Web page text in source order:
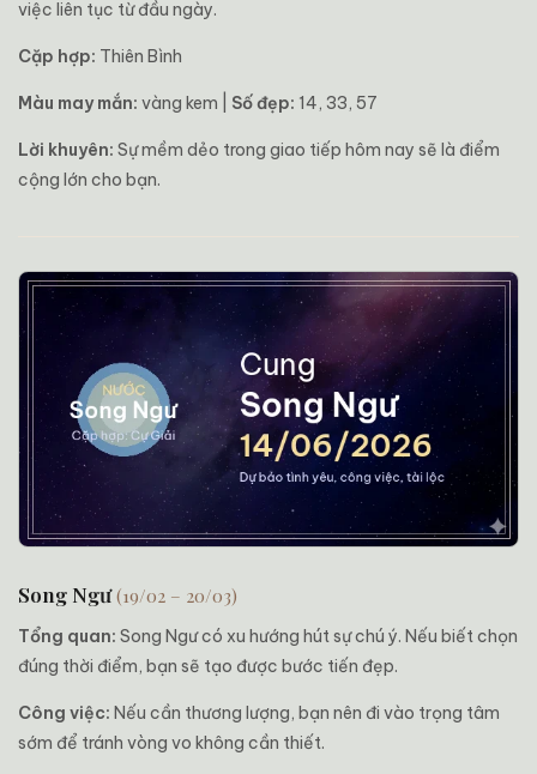
việc liên tục từ đầu ngày.
Cặp hợp: Thiên Bình
Màu may mắn: vàng kem | Số đẹp: 14, 33, 57
Lời khuyên: Sự mềm dẻo trong giao tiếp hôm nay sẽ là điểm
cộng lớn cho bạn.
Song Ngư(19/02 – 20/03)
Tổng quan: Song Ngư có xu hướng hút sự chú ý. Nếu biết chọn
đúng thời điểm, bạn sẽ tạo được bước tiến đẹp.
Công việc: Nếu cần thương lượng, bạn nên đi vào trọng tâm
sớm để tránh vòng vo không cần thiết.